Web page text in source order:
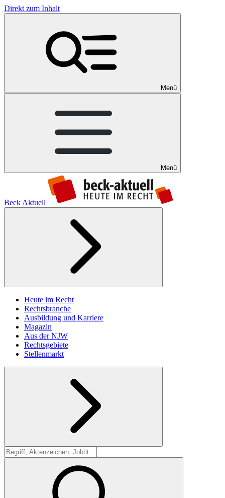
Direkt zum Inhalt
Menü
Menü
Beck Aktuell
Heute im Recht
Rechtsbranche
Ausbildung und Karriere
Magazin
Aus der NJW
Rechtsgebiete
Stellenmarkt
Suche